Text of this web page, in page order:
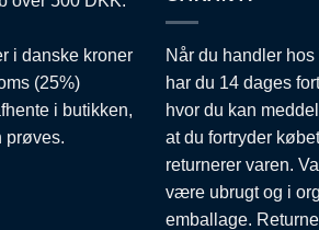
i danske kroner
(25%)
i butikken,
prøves.
Når du handler
har du 14 dages
hvor du kan
at du fortryder
returnerer varen.
være ubrugt og i
emballage.